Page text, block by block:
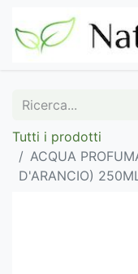
Tutti i prodotti
ACQUA
D'ARANCIO)